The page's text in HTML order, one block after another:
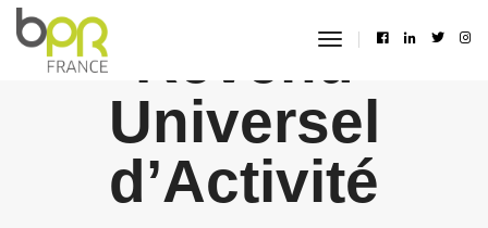
toggle
Revenu
Universel
d’Activité